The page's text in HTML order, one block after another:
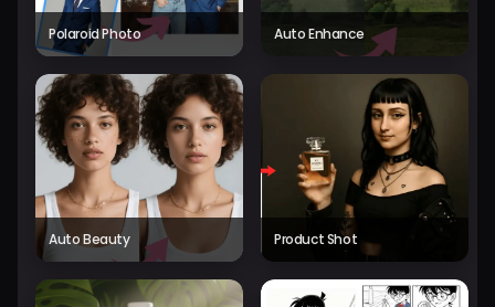
Polaroid Photo Auto Enhance
Auto Beauty Product Shot